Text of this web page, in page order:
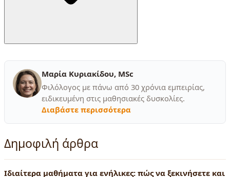
Μαρία Κυριακίδου, MSc
Φιλόλογος με πάνω από 30 χρόνια εμπειρίας,
ειδικευμένη στις μαθησιακές δυσκολίες.
Διαβάστε περισσότερα
Δημοφιλή άρθρα
Ιδιαίτερα μαθήματα για ενήλικες: πώς να ξεκινήσετε και